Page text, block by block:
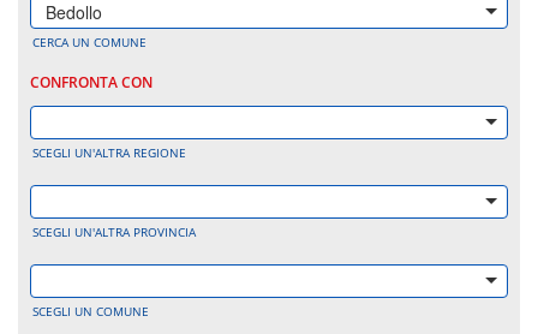
Bedollo
CERCA UN COMUNE
CONFRONTA CON
SCEGLI UN'ALTRA REGIONE
SCEGLI UN'ALTRA PROVINCIA
SCEGLI UN COMUNE